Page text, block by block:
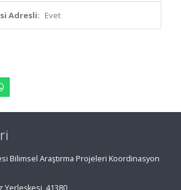
Adresli: Evet
Bilimsel Araştırma Projeleri Koordinasyon
41380